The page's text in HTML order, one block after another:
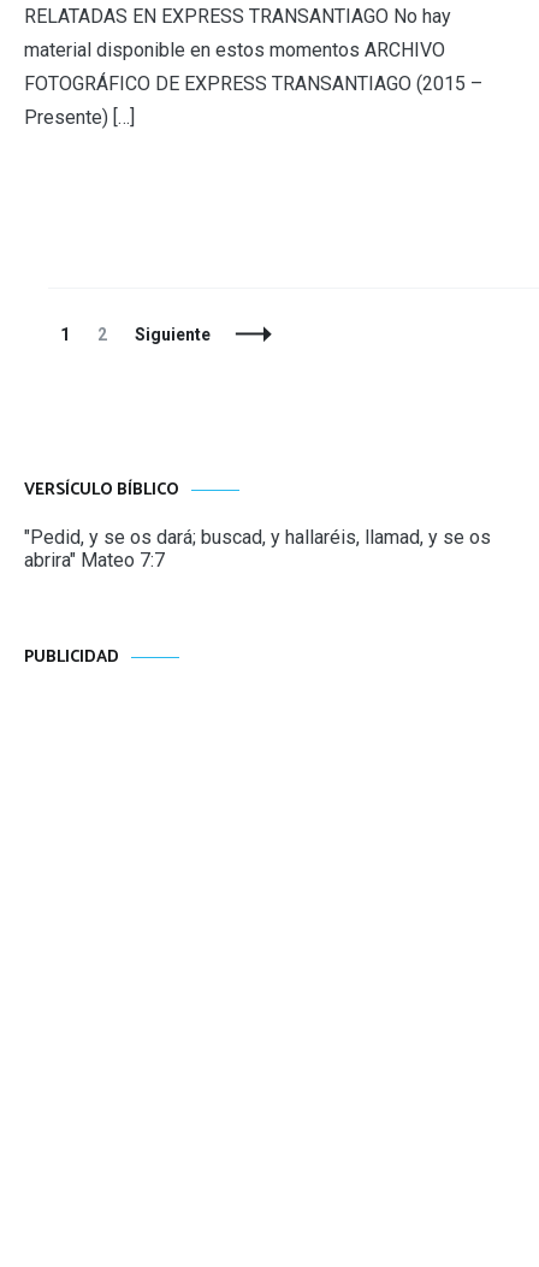
RELATADAS EN EXPRESS TRANSANTIAGO No hay
material disponible en estos momentos ARCHIVO
FOTOGRÁFICO DE EXPRESS TRANSANTIAGO (2015 –
Presente) […]
Navegación
Página
1 Página
2 Siguiente
VERSÍCULO BÍBLICO
"Pedid, y se os dará; buscad, y hallaréis, llamad, y se os
abrira" Mateo 7:7
PUBLICIDAD